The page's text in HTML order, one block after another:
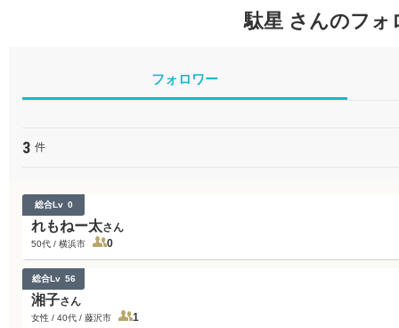
駄星 さんのフォ
フォロワー
3 件
総合Lv 0
れもねー太さん
50代 / 横浜市 0
総合Lv 56
湘子さん
女性 / 40代 / 藤沢市 1